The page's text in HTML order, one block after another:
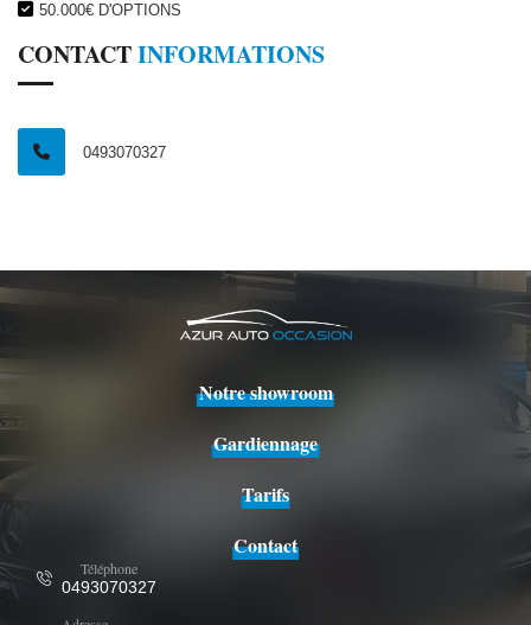
50.000€ D'OPTIONS
CONTACTINFORMATIONS
0493070327
Notre showroom
Gardiennage
Tarifs
Contact
Téléphone
0493070327